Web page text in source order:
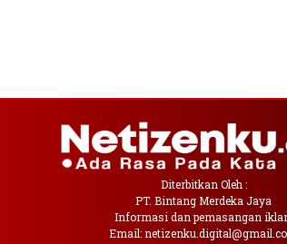
Diterbitkan Oleh :
PT. Bintang Merdeka Jaya
Informasi dan pemasangan
Email: